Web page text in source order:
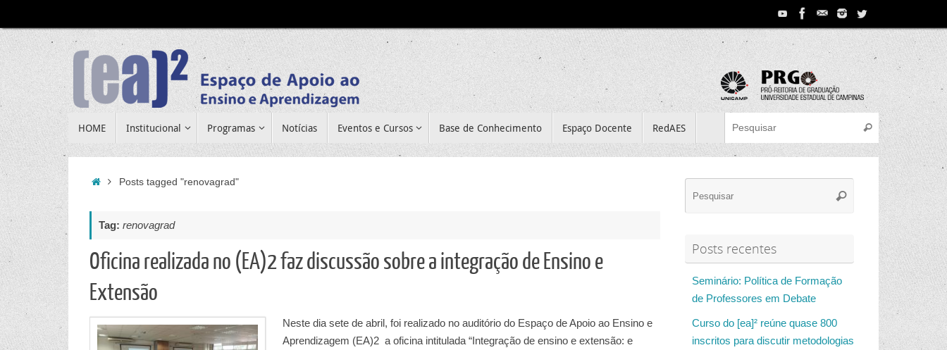
para
conteúdo
para
conteúdo
HOME Institucional Programas Notícias Eventos e Cursos Base de Conhecimento Espaço Docente RedAES
Search for:
Pesquisar
HomePosts tagged "renovagrad"
Tag: renovagrad
Oficina realizada no (EA)2 faz discussão sobre a integração de Ensino e
Extensão
Neste dia sete de abril, foi realizado no auditório do Espaço de Apoio ao Ensino e
Aprendizagem (EA)2 a oficina intitulada “Integração de ensino e extensão: e
Pesquisar
Posts recentes
Seminário: Política de Formação
de Professores em Debate
Curso do [ea]² reúne quase 800
inscritos para discutir metodologias